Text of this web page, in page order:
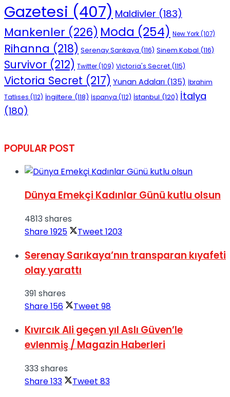
Gazetesi (407) Maldivler (183)
Mankenler (226) Moda (254) New York(107)
Rihanna (218) Serenay Sarıkaya (116) Sinem Kobal (116)
Survivor (212) Twitter(109) Victoria's Secret (115)
Victoria Secret (217) Yunan Adaları (135) İbrahim
Tatlıses (112) İngiltere (118) İspanya (112) İstanbul (120) İtalya
(180)
POPULAR POST
Dünya Emekçi Kadınlar Günü kutlu olsun
4813 shares
Share1925 Tweet 1203
Serenay Sarıkaya’nın transparan kıyafeti
olay yarattı
391 shares
Share156 Tweet 98
Kıvırcık Ali geçen yıl Aslı Güven’le
evlenmiş / Magazin Haberleri
333 shares
Share133 Tweet 83